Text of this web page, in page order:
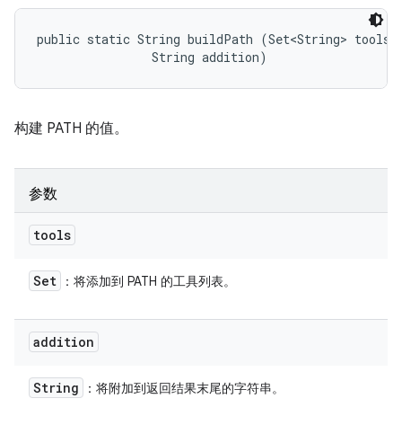
public static String buildPath (Set<String>
                String addition)
构建 PATH 的值。
参数
tools
Set ：将添加到 PATH 的工具列表。
addition
String ：将附加到返回结果末尾的字符串。